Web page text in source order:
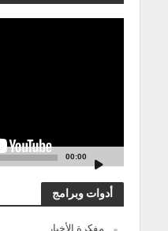
00:00
أدوات وبرامج
مفكرة الأخبار